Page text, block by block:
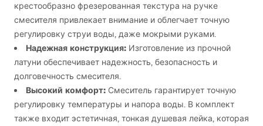
крестообразно фрезерованная текстура на ручке
смесителя привлекает внимание и облегчает точную
регулировку струи воды, даже мокрыми руками.
Надежная конструкция: Изготовление из прочной
латуни обеспечивает надежность, безопасность и
долговечность смесителя.
Высокий комфорт: Смеситель гарантирует точную
регулировку температуры и напора воды. В комплект
также входит эстетичная, тонкая душевая лейка, которая